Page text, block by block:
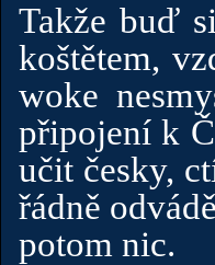
Takže buď
koštětem,
woke
připojení k
učit česky,
řádně
potom nic.